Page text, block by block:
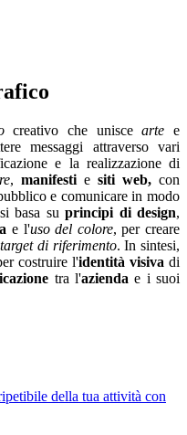
creativo che uniscearte e
messaggi attraverso vari
e la realizzazione di
, manifesti e siti web, con
e comunicare in modo
si basa suprincipi di design,
e l'uso del colore, per creare
target di riferimento. In sintesi,
costruire l'identità visiva di
tra l'azienda e i suoi
della tua attività con